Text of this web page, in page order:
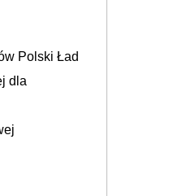
Polski Ład
dla